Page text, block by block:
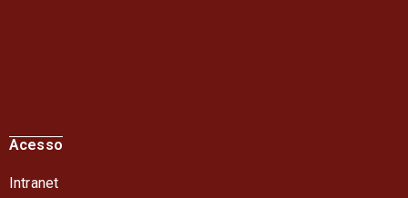
Acesso
Intranet